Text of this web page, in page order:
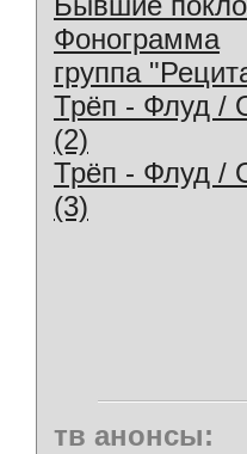
Фонограмма
группа
Трёп - Флуд /
(2)
Трёп - Флуд /
(3)
тв анонсы: